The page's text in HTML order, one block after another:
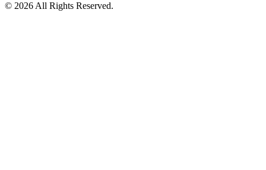
© 2026 All Rights Reserved.